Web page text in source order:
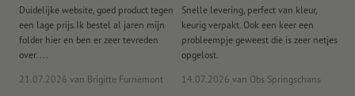
Duidelijke website, goed product tegen
een lage prijs.Ik bestel al jaren mijn
folder hier en ben er zeer tevreden
over. ...
21.07.2026 van Brigitte Furnèmont
Snelle levering, perfect van kleur,
keurig verpakt. Ook een keer een
probleempje geweest die is zeer netjes
opgelost.
14.07.2026 van Obs Springschans